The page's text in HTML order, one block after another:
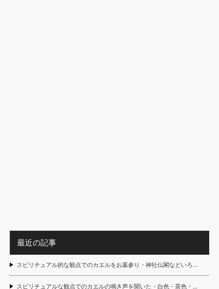
最近の記事
スピリチュアル的な観点でのカエルをお墓参り・神社仏閣などいろ…
スピリチュアルな観点でのカエルの鳴き声を聞いた・白色・茶色・…